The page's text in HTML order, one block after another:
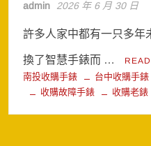
admin 2026 年 6 月 30 日
許多人家中都有一只多年
換了智慧手錶而 …
南投收購手錶 台中收購手錶
收購故障手錶
收購老錶